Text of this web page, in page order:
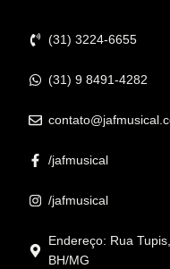
(31) 3224-6655
(31) 9 8491-4282
/jafmusical
/jafmusical
Endereço: Rua
BH/MG